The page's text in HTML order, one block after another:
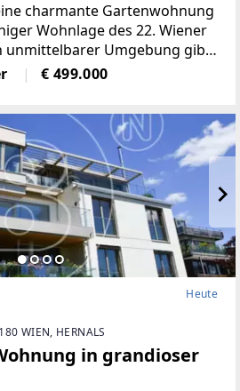
charmante Gartenwohnung
Wohnlage des 22. Wiener
unmittelbarer Umgebung gibt
(Supermärkte,
€ 499.000
Heute
WIEN, HERNALS
in grandioser